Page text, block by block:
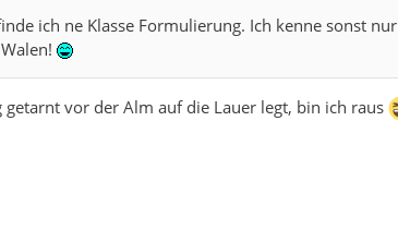
ich ne Klasse Formulierung. Ich kenne sonst nur
getarnt vor der Alm auf die Lauer legt, bin ich raus